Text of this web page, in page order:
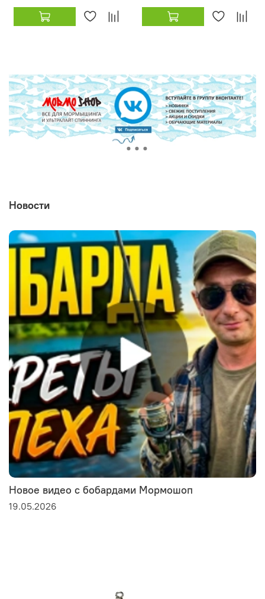
Новости
Новое видео с бобардами Мормошоп
19.05.2026